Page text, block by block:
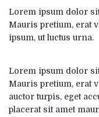
Lorem ipsum dolor
Mauris pretium, erat
ipsum, ut luctus urna.
Lorem ipsum dolor
Mauris pretium, erat
auctor turpis, eget
placerat sit amet